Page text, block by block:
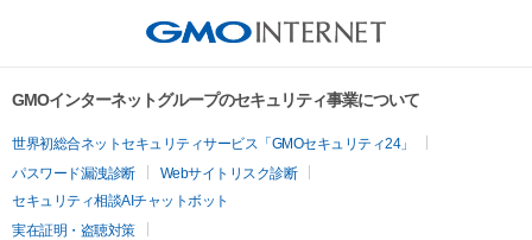
GMOインターネットグループのセキュリティ事業について
世界初総合ネットセキュリティサービス「GMOセキュリティ24」
パスワード漏洩診断
Webサイトリスク診断
セキュリティ相談AIチャットボット
実在証明・盗聴対策